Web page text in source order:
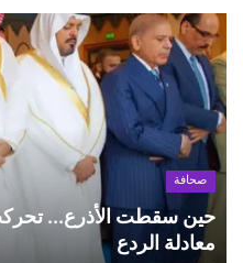
صحافة
حين سقطت الأذرع...
معادلة الردع